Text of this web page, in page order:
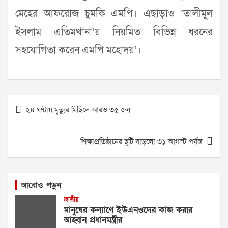
মেহের আফরোজ চুমকি এমপি। এছাড়াও ‘তালীমুল
ইসলাম এতিমখানা’য় নিয়মিত বিভিন্ন ধরনের
সহযোগিতা করেন এমপি মহোদয়’।
Post
navigation
২৪ ঘণ্টায় মৃত্যুর মিছিলে আরও ৩৫ জন
শিক্ষাপ্রতিষ্ঠানের ছুটি বাড়লো ৩১ আগস্ট পর্যন্ত
আরোও পড়ুন
জাতীয়
মানুষের কল্যাণে ইউএনওদের কাজ করার
আহ্বান প্রধানমন্ত্রীর